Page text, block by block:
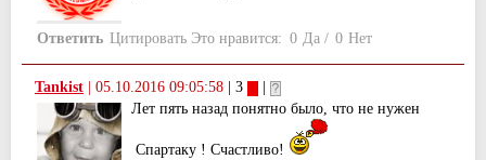
Ответить Цитировать Это нравится: 0 Да / 0 Нет
Tankist 05.10.2016 09:05:58 | 3
Лет пять назад понятно было, что не нужен
Спартаку ! Счастливо!